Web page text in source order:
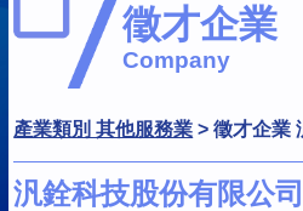
徵才企業
Company
產業類別 其他服務業 >徵才企業
汎銓科技股份有限公司